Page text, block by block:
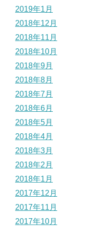
2019年1月
2018年12月
2018年11月
2018年10月
2018年9月
2018年8月
2018年7月
2018年6月
2018年5月
2018年4月
2018年3月
2018年2月
2018年1月
2017年12月
2017年11月
2017年10月